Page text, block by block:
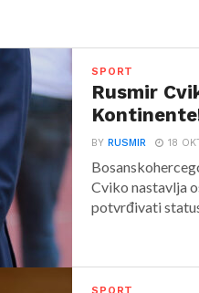
SPORT
Rusmir
BYRUSMIR 18
Cviko nastavlja
potvrđivati